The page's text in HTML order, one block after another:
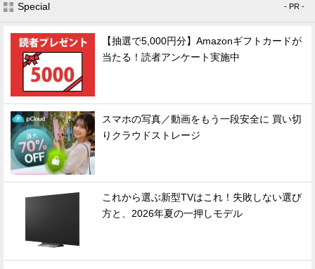
Special - PR -
【抽選で5,000円分】Amazonギフトカードが
当たる！読者アンケート実施中
スマホの写真／動画をもう一段安全に 買い切
りクラウドストレージ
これから選ぶ新型TVはこれ！失敗しない選び
方と、2026年夏の一押しモデル